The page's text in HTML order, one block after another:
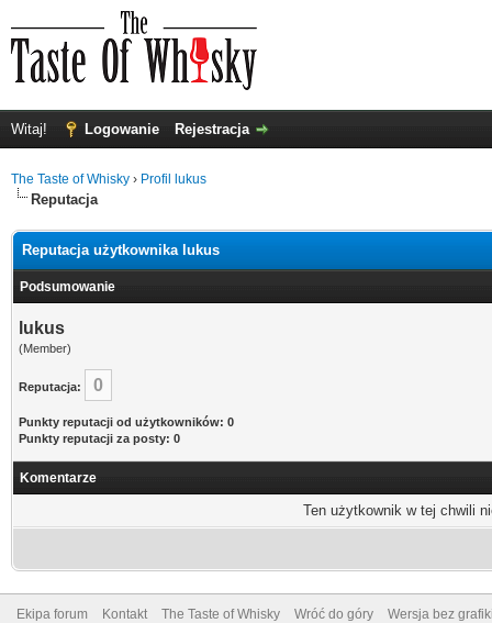
Witaj! Logowanie Rejestracja
The Taste of Whisky › Profil lukus
Reputacja
Reputacja użytkownika lukus
Podsumowanie
lukus
(Member)
Reputacja: 0
Punkty reputacji od użytkowników: 0
Punkty reputacji za posty: 0
Komentarze
Ten użytkownik w tej chwili
Ekipa forum Kontakt The Taste of Whisky Wróć do góry Wersja bez